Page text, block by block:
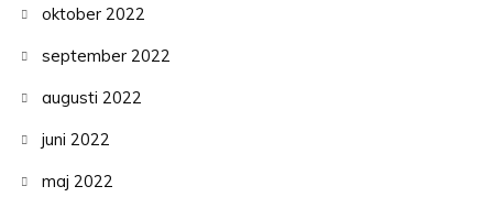
oktober 2022
september 2022
augusti 2022
juni 2022
maj 2022